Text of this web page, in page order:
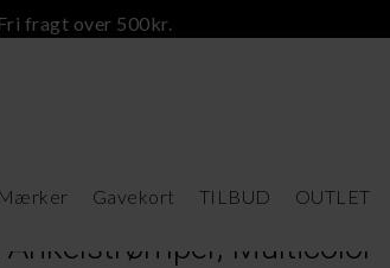
fragt over 500kr.
Mærker Gavekort TILBUD OUTLET
Multicolor